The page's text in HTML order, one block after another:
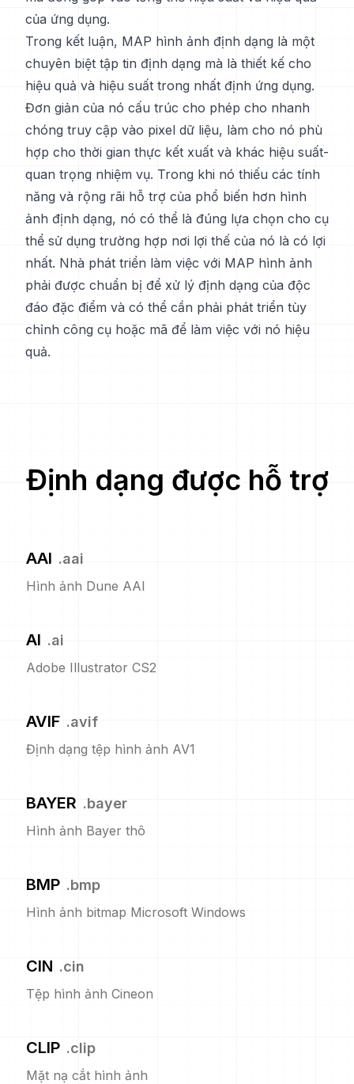
của ứng dụng.
Trong kết luận, MAP hình ảnh định dạng là một
chuyên biệt tập tin định dạng mà là thiết kế cho
hiệu quả và hiệu suất trong nhất định ứng dụng.
Đơn giản của nó cấu trúc cho phép cho nhanh
chóng truy cập vào pixel dữ liệu, làm cho nó phù
hợp cho thời gian thực kết xuất và khác hiệu suất-
quan trọng nhiệm vụ. Trong khi nó thiếu các tính
năng và rộng rãi hỗ trợ của phổ biến hơn hình
ảnh định dạng, nó có thể là đúng lựa chọn cho cụ
thể sử dụng trường hợp nơi lợi thế của nó là có lợi
nhất. Nhà phát triển làm việc với MAP hình ảnh
phải được chuẩn bị để xử lý định dạng của độc
đáo đặc điểm và có thể cần phải phát triển tùy
chỉnh công cụ hoặc mã để làm việc với nó hiệu
quả.
Định dạng được hỗ trợ
AAI .aai
Hình ảnh Dune AAI
AI .ai
Adobe Illustrator CS2
AVIF .avif
Định dạng tệp hình ảnh AV1
BAYER .bayer
Hình ảnh Bayer thô
BMP .bmp
Hình ảnh bitmap Microsoft Windows
CIN .cin
Tệp hình ảnh Cineon
CLIP .clip
Mặt nạ cắt hình ảnh